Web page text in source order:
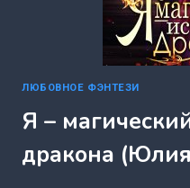
ЛЮБОВНОЕ ФЭНТЕЗИ
Я –
дракона